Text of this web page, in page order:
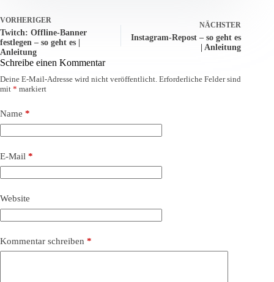
VORHERIGER
Twitch: Offline-Banner
festlegen – so geht es |
Anleitung
NÄCHSTER
Instagram-Repost – so geht es
| Anleitung
Schreibe einen Kommentar
Deine E-Mail-Adresse wird nicht veröffentlicht. Erforderliche Felder sind
mit * markiert
Name *
E-Mail *
Website
Kommentar schreiben *